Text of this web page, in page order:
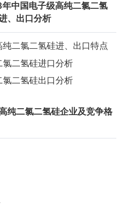
中国电子级高纯二氯二氢
、出口分析
二氯二氢硅进、出口特点
二氢硅进口分析
二氢硅出口分析
纯二氯二氢硅企业及竞争格